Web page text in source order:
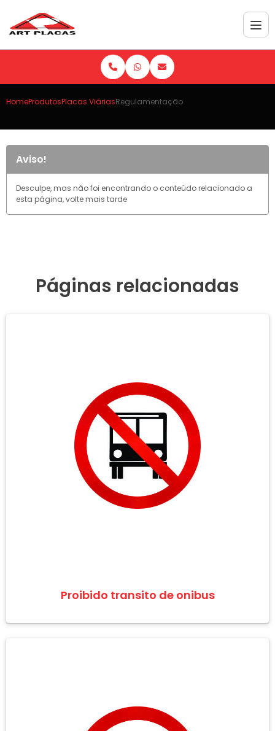
HomeProdutosPlacas ViáriasRegulamentação
Aviso!
Desculpe, mas não foi encontrando o conteúdo relacionado a
esta página, volte mais tarde
Páginas relacionadas
Proibido transito de onibus